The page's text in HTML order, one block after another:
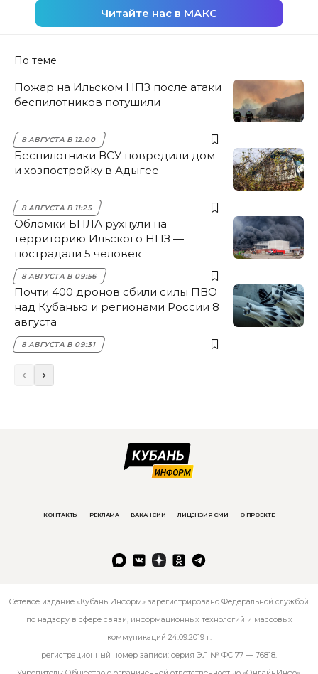
Читайте нас в МАКС
По теме
Пожар на Ильском НПЗ после атаки
беспилотников потушили
8 АВГУСТА В 12:00
Беспилотники ВСУ повредили дом
и хозпостройку в Адыгее
8 АВГУСТА В 11:25
Обломки БПЛА рухнули на
территорию Ильского НПЗ —
пострадали 5 человек
8 АВГУСТА В 09:56
Почти 400 дронов сбили силы ПВО
над Кубанью и регионами России 8
августа
8 АВГУСТА В 09:31
КОНТАКТЫ РЕКЛАМА ВАКАНСИИ ЛИЦЕНЗИЯ СМИ О ПРОЕКТЕ
Сетевое издание «Кубань Информ» зарегистрировано Федеральной службой
по надзору в сфере связи, информационных технологий и массовых
коммуникаций 24.09.2019 г.
регистрационный номер записи: серия ЭЛ № ФС 77 — 76818.